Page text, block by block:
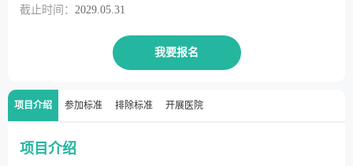
截止时间： 2029.05.31
我要报名
项目介绍 参加标准 排除标准 开展医院
项目介绍